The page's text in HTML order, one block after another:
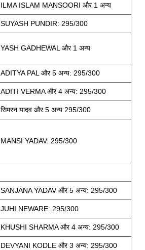
ILMA ISLAM MANSOORI और 1 अन्य
SUYASH PUNDIR: 295/300
YASH GADHEWAL और 1 अन्य
ADITYA PAL और 5 अन्य: 295/300
ADITI VERMA और 4 अन्य: 295/300
सिमरन यादव और 5 अन्य:295/300
MANSI YADAV: 295/300
SANJANA YADAV और 5 अन्य: 295/300
JUHI NEWARE: 295/300
KHUSHI SHARMA और 4 अन्य: 295/300
DEVYANI KODLE और 3 अन्य: 295/300